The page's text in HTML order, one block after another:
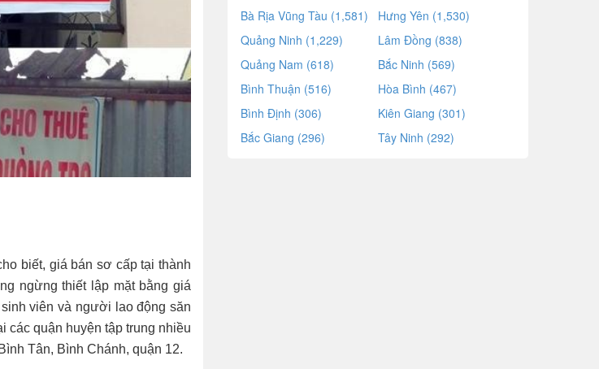
biết, giá bán sơ cấp tại thành
ngừng thiết lập mặt bằng giá
viên và người lao động săn
các quận huyện tập trung nhiều
Tân, Bình Chánh, quận 12.
Bà Rịa Vũng Tàu (1,581)
Hưng Yên (1,530)
Quảng Ninh (1,229)
Lâm Đồng (838)
Quảng Nam (618)
Bắc Ninh (569)
Bình Thuận (516)
Hòa Bình (467)
Bình Định (306)
Kiên Giang (301)
Bắc Giang (296)
Tây Ninh (292)